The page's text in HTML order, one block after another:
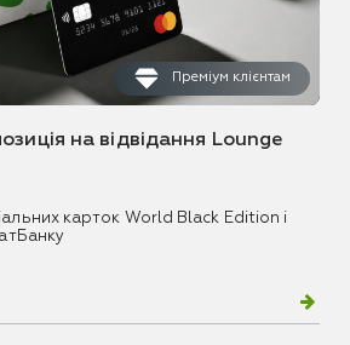
Преміум клієнтам
на відвідання Lounge
карток World Black Edition і